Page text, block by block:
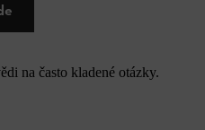
na často kladené otázky.